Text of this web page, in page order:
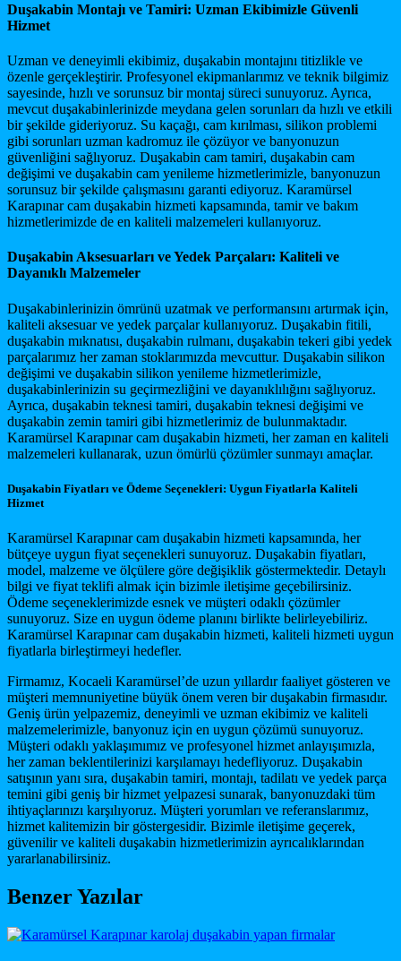
Duşakabin Montajı ve Tamiri: Uzman Ekibimizle Güvenli
Hizmet
Uzman ve deneyimli ekibimiz, duşakabin montajını titizlikle ve
özenle gerçekleştirir. Profesyonel ekipmanlarımız ve teknik bilgimiz
sayesinde, hızlı ve sorunsuz bir montaj süreci sunuyoruz. Ayrıca,
mevcut duşakabinlerinizde meydana gelen sorunları da hızlı ve etkili
bir şekilde gideriyoruz. Su kaçağı, cam kırılması, silikon problemi
gibi sorunları uzman kadromuz ile çözüyor ve banyonuzun
güvenliğini sağlıyoruz. Duşakabin cam tamiri, duşakabin cam
değişimi ve duşakabin cam yenileme hizmetlerimizle, banyonuzun
sorunsuz bir şekilde çalışmasını garanti ediyoruz. Karamürsel
Karapınar cam duşakabin hizmeti kapsamında, tamir ve bakım
hizmetlerimizde de en kaliteli malzemeleri kullanıyoruz.
Duşakabin Aksesuarları ve Yedek Parçaları: Kaliteli ve
Dayanıklı Malzemeler
Duşakabinlerinizin ömrünü uzatmak ve performansını artırmak için,
kaliteli aksesuar ve yedek parçalar kullanıyoruz. Duşakabin fitili,
duşakabin mıknatısı, duşakabin rulmanı, duşakabin tekeri gibi yedek
parçalarımız her zaman stoklarımızda mevcuttur. Duşakabin silikon
değişimi ve duşakabin silikon yenileme hizmetlerimizle,
duşakabinlerinizin su geçirmezliğini ve dayanıklılığını sağlıyoruz.
Ayrıca, duşakabin teknesi tamiri, duşakabin teknesi değişimi ve
duşakabin zemin tamiri gibi hizmetlerimiz de bulunmaktadır.
Karamürsel Karapınar cam duşakabin hizmeti, her zaman en kaliteli
malzemeleri kullanarak, uzun ömürlü çözümler sunmayı amaçlar.
Duşakabin Fiyatları ve Ödeme Seçenekleri: Uygun Fiyatlarla Kaliteli
Hizmet
Karamürsel Karapınar cam duşakabin hizmeti kapsamında, her
bütçeye uygun fiyat seçenekleri sunuyoruz. Duşakabin fiyatları,
model, malzeme ve ölçülere göre değişiklik göstermektedir. Detaylı
bilgi ve fiyat teklifi almak için bizimle iletişime geçebilirsiniz.
Ödeme seçeneklerimizde esnek ve müşteri odaklı çözümler
sunuyoruz. Size en uygun ödeme planını birlikte belirleyebiliriz.
Karamürsel Karapınar cam duşakabin hizmeti, kaliteli hizmeti uygun
fiyatlarla birleştirmeyi hedefler.
Firmamız, Kocaeli Karamürsel’de uzun yıllardır faaliyet gösteren ve
müşteri memnuniyetine büyük önem veren bir duşakabin firmasıdır.
Geniş ürün yelpazemiz, deneyimli ve uzman ekibimiz ve kaliteli
malzemelerimizle, banyonuz için en uygun çözümü sunuyoruz.
Müşteri odaklı yaklaşımımız ve profesyonel hizmet anlayışımızla,
her zaman beklentilerinizi karşılamayı hedefliyoruz. Duşakabin
satışının yanı sıra, duşakabin tamiri, montajı, tadilatı ve yedek parça
temini gibi geniş bir hizmet yelpazesi sunarak, banyonuzdaki tüm
ihtiyaçlarınızı karşılıyoruz. Müşteri yorumları ve referanslarımız,
hizmet kalitemizin bir göstergesidir. Bizimle iletişime geçerek,
güvenilir ve kaliteli duşakabin hizmetlerimizin ayrıcalıklarından
yararlanabilirsiniz.
Benzer Yazılar